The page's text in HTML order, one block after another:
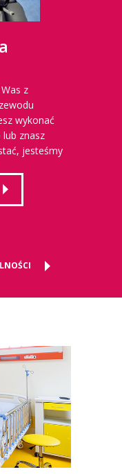
z
wykonać
znasz
jesteśmy